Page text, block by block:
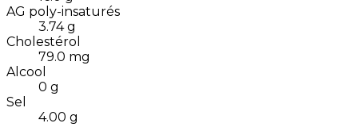
AG poly-insaturés
3.74 g
Cholestérol
79.0 mg
Alcool
0 g
Sel
4.00 g